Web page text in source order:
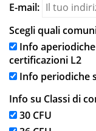
E-mail:
Scegli quali
Info
certificazioni L2
Info periodiche
Info su Classi di
30 CFU